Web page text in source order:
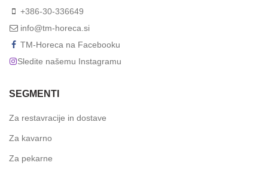
+386-30-336649
info@tm-horeca.si
TM-Horeca na Facebooku
Sledite našemu Instagramu
SEGMENTI
Za restavracije in dostave
Za kavarno
Za pekarne